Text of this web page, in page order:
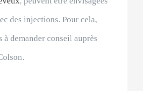
des injections. Pour cela,
à demander conseil auprès